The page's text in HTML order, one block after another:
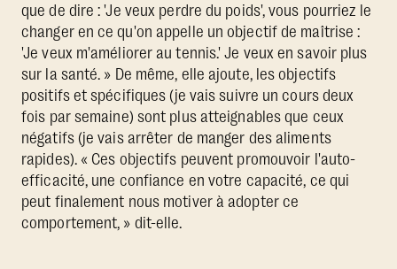
que de dire : 'Je veux perdre du poids', vous pourriez le
changer en ce qu'on appelle un objectif de maîtrise :
'Je veux m'améliorer au tennis.' Je veux en savoir plus
sur la santé. » De même, elle ajoute, les objectifs
positifs et spécifiques (je vais suivre un cours deux
fois par semaine) sont plus atteignables que ceux
négatifs (je vais arrêter de manger des aliments
rapides). « Ces objectifs peuvent promouvoir l'auto-
efficacité, une confiance en votre capacité, ce qui
peut finalement nous motiver à adopter ce
comportement, » dit-elle.